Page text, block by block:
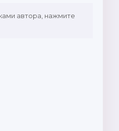
автора, нажмите